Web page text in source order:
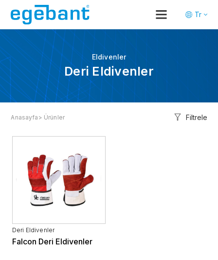
Tr
En
Eldivenler
Deri Eldivenler
Anasayfa > Ürünler Filtrele
Deri Eldivenler
Falcon Deri Eldivenler